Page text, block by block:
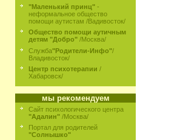
"Маленький принц" -
неформальное общество
помощи аутистам /Вадивосток/
Общество помощи аутичным
детям "Добро" /Москва/
Служба"Родители-Инфо"/
Владивосток/
Центр психотерапии /
Хабаровск/
мы рекомендуем
Сайт психологического центра
"Адалин" /Москва/
Портал для родителей
"Солнышко"